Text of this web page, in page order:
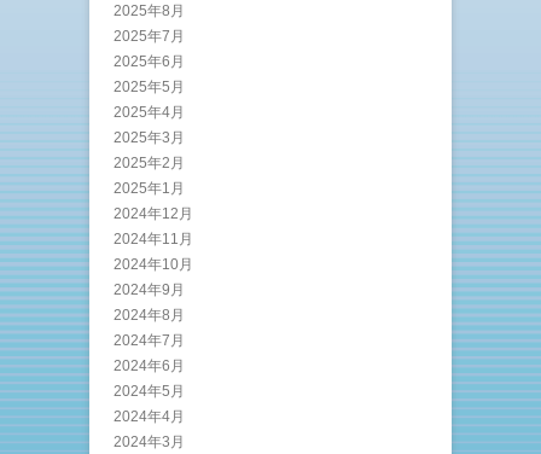
2025年8月
2025年7月
2025年6月
2025年5月
2025年4月
2025年3月
2025年2月
2025年1月
2024年12月
2024年11月
2024年10月
2024年9月
2024年8月
2024年7月
2024年6月
2024年5月
2024年4月
2024年3月